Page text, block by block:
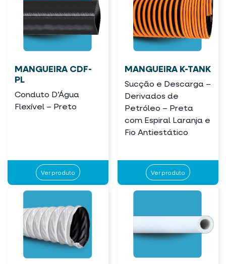
MANGUEIRA CDF-
PL
Conduto D’Água
Flexível – Preto
Ver produto
MANGUEIRA K-TANK
Sucção e Descarga –
Derivados de
Petróleo – Preta
com Espiral Laranja e
Fio Antiestático
Ver produto